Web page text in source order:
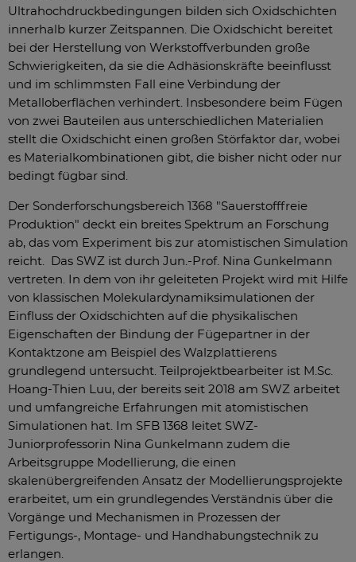
Ultrahochdruckbedingungen bilden sich Oxidschichten
innerhalb kurzer Zeitspannen. Die Oxidschicht bereitet
bei der Herstellung von Werkstoffverbunden große
Schwierigkeiten, da sie die Adhäsionskräfte beeinflusst
und im schlimmsten Fall eine Verbindung der
Metalloberflächen verhindert. Insbesondere beim Fügen
von zwei Bauteilen aus unterschiedlichen Materialien
stellt die Oxidschicht einen großen Störfaktor dar, wobei
es Materialkombinationen gibt, die bisher nicht oder nur
bedingt fügbar sind.
Der Sonderforschungsbereich 1368 "Sauerstofffreie
Produktion" deckt ein breites Spektrum an Forschung
ab, das vom Experiment bis zur atomistischen Simulation
reicht. Das SWZ ist durch Jun.-Prof. Nina Gunkelmann
vertreten. In dem von ihr geleiteten Projekt wird mit Hilfe
von klassischen Molekulardynamiksimulationen der
Einfluss der Oxidschichten auf die physikalischen
Eigenschaften der Bindung der Fügepartner in der
Kontaktzone am Beispiel des Walzplattierens
grundlegend untersucht. Teilprojektbearbeiter ist M.Sc.
Hoang-Thien Luu, der bereits seit 2018 am SWZ arbeitet
und umfangreiche Erfahrungen mit atomistischen
Simulationen hat. Im SFB 1368 leitet SWZ-
Juniorprofessorin Nina Gunkelmann zudem die
Arbeitsgruppe Modellierung, die einen
skalenübergreifenden Ansatz der Modellierungsprojekte
erarbeitet, um ein grundlegendes Verständnis über die
Vorgänge und Mechanismen in Prozessen der
Fertigungs-, Montage- und Handhabungstechnik zu
erlangen.